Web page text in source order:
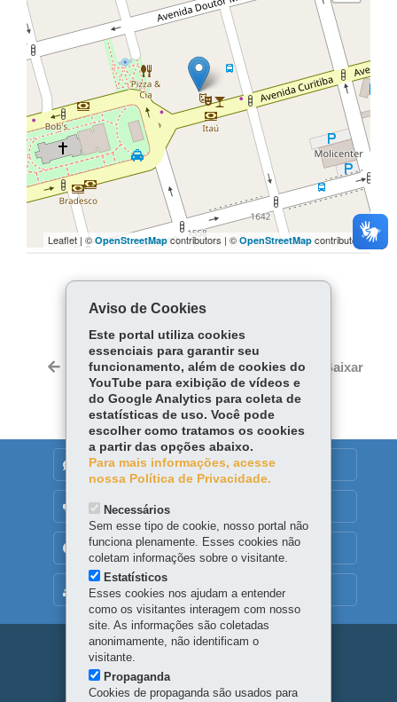
Leaflet | © OpenStreetMapcontributors | © OpenStreetMap contributors
Twitter
Voltar Início Imprimir Baixar
MAPA DO SITE
DENUNCIE CORRUPÇÃO
OUVIDORIA
TRANSPARÊNCIA INSTITUCIONAL
Navegação
principal
Aviso de Cookies
Este portal utiliza cookies
essenciais para garantir seu
funcionamento, além de cookies do
YouTube para exibição de vídeos e
do Google Analytics para coleta de
estatísticas de uso. Você pode
escolher como tratamos os cookies
a partir das opções abaixo.
Para mais informações, acesse
nossa Política de Privacidade.
Necessários
Sem esse tipo de cookie, nosso portal não
funciona plenamente. Esses cookies não
coletam informações sobre o visitante.
Estatísticos
Esses cookies nos ajudam a entender
como os visitantes interagem com nosso
site. As informações são coletadas
anonimamente, não identificam o
visitante.
Propaganda
Cookies de propaganda são usados para